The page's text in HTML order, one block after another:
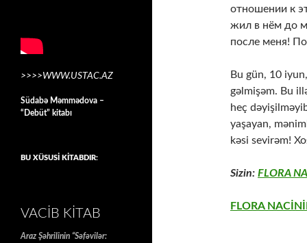
отношении к
жил в нём до
после меня!
Bu gün, 10
gəlmişəm. Bu
heç
yaşayan,
kəsi sevirəm!
Sizin: FLORA
FLORA
>>>>WWW.USTAC.AZ
Südabə Məmmədova –
“Debüt” kitabı
BU XÜSUSİ KİTABDIR:
VACIB KITAB
Araz Şəhrilinin “Səfəvilər: